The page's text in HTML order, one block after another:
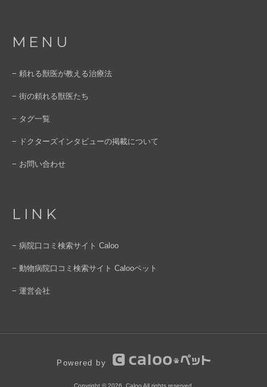
MENU
− 頼れる獣医が教える治療法
− 街の頼れる獣医たち
− タグ一覧
− ドクターズインタビューの掲載について
− お問い合わせ
LINK
− 病院口コミ検索サイト Caloo
− 動物病院口コミ検索サイト Calooペット
− 運営会社
Powered by
Copyright © 2026, Caloo All rights reserved.